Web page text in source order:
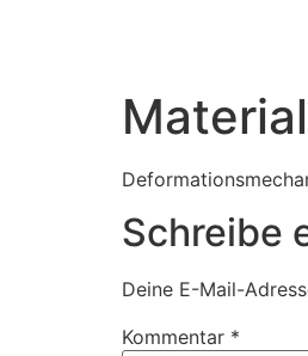
Schreibe
Deine E-Mail-
Kommentar *